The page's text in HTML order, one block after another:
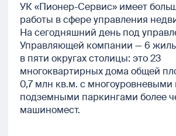
УК «Пионер-Сервис» имеет
работы в сфере управления
На сегодняшний день под
Управляющей компании — 6
в пяти округах столицы: это 23
многоквартирных дома общей
0,7 млн кв.м. с
подземными паркингами более
машиномест.